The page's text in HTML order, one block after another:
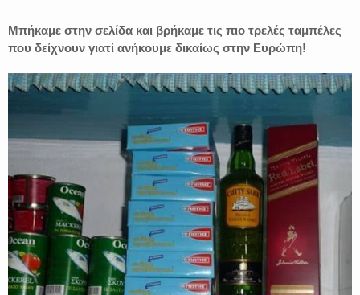
Μπήκαμε στην σελίδα και βρήκαμε τις πιο τρελές ταμπέλες
που δείχνουν γιατί ανήκουμε δικαίως στην Ευρώπη!